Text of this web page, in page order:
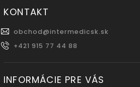
KONTAKT
obchod@intermedicsk.sk
+421 915 77 44 88
INFORMÁCIE PRE VÁS